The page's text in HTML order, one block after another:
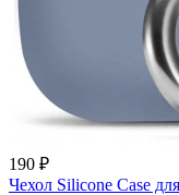
190 ₽
Чехол Silicone Case